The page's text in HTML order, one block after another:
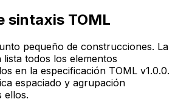
sintaxis TOML
pequeño de construcciones. La
todos los elementos
en la especificación TOML v1.0.0.
espaciado y agrupación
ellos.